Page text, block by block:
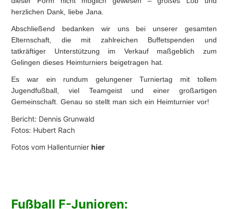
herzlichen Dank, liebe Jana.
Abschließend bedanken wir uns bei unserer gesamten
Elternschaft, die mit zahlreichen Buffetspenden und
tatkräftiger Unterstützung im Verkauf maßgeblich zum
Gelingen dieses Heimturniers beigetragen hat.
Es war ein rundum gelungener Turniertag mit tollem
Jugendfußball, viel Teamgeist und einer großartigen
Gemeinschaft. Genau so stellt man sich ein Heimturnier vor!
Bericht: Dennis Grunwald
Fotos: Hubert Rach
Fotos vom Hallenturnierhier
Fußball F-Junioren: